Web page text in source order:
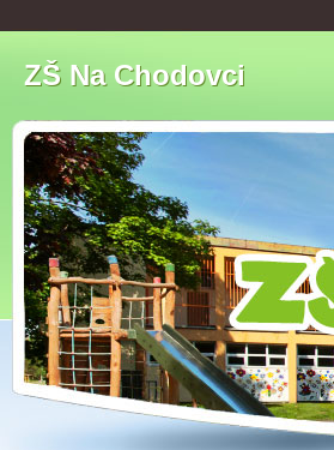
ZŠ Na Chodovci